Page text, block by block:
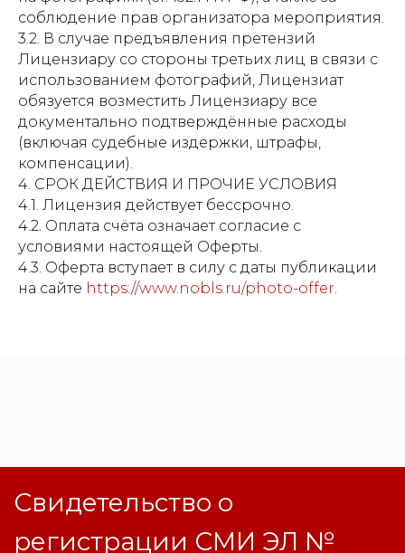
соблюдение прав организатора мероприятия.
3.2. В случае предъявления претензий
Лицензиару со стороны третьих лиц в связи с
использованием фотографий, Лицензиат
обязуется возместить Лицензиару все
документально подтверждённые расходы
(включая судебные издержки, штрафы,
компенсации).
4. СРОК ДЕЙСТВИЯ И ПРОЧИЕ УСЛОВИЯ
4.1. Лицензия действует бессрочно.
4.2. Оплата счёта означает согласие с
условиями настоящей Оферты.
4.3. Оферта вступает в силу с даты публикации
на сайте https://www.nobls.ru/photo-offer.
регистрации СМИ ЭЛ №
ФС77-84346 от 08.12.2022
ISSN 3033-9081
ВКонтакте
RuTube
Телеграмм
Макс
ОК
Новости
Афиша
Архив
16+